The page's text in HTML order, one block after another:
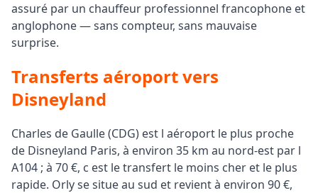
assuré par un chauffeur professionnel francophone et
anglophone — sans compteur, sans mauvaise
surprise.
Transferts aéroport vers
Disneyland
Charles de Gaulle (CDG) est l aéroport le plus proche
de Disneyland Paris, à environ 35 km au nord-est par l
A104 ; à 70 €, c est le transfert le moins cher et le plus
rapide. Orly se situe au sud et revient à environ 90 €,